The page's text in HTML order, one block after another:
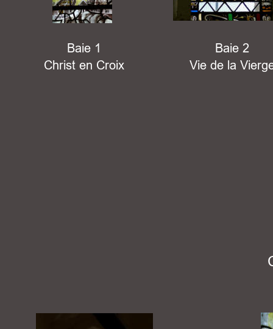
Baie 1
Christ en Croix
Baie 2
Vie de la